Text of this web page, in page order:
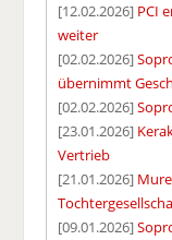
[12.02.2026] PCI
weiter
[02.02.2026]
übernimmt
[02.02.2026]
[23.01.2026]
Vertrieb
[21.01.2026]
[09.01.2026]